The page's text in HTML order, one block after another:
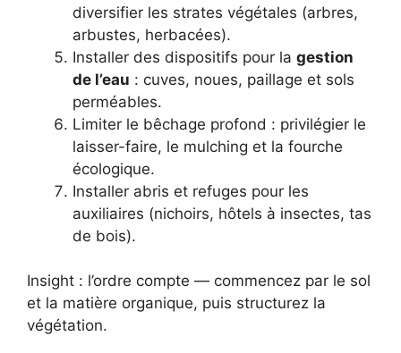
diversifier les strates végétales (arbres,
arbustes, herbacées).
Installer des dispositifs pour la gestion
de l’eau : cuves, noues, paillage et sols
perméables.
Limiter le bêchage profond : privilégier le
laisser-faire, le mulching et la fourche
écologique.
Installer abris et refuges pour les
auxiliaires (nichoirs, hôtels à insectes, tas
de bois).
Insight : l’ordre compte — commencez par le sol
et la matière organique, puis structurez la
végétation.